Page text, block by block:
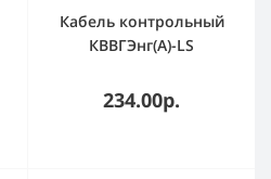
Кабель контрольный
КВВГЭнг(А)-LS
234.00р.